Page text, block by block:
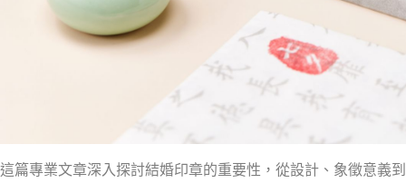
這篇專業文章深入探討結婚印章的重要性，從設計、象徵意義